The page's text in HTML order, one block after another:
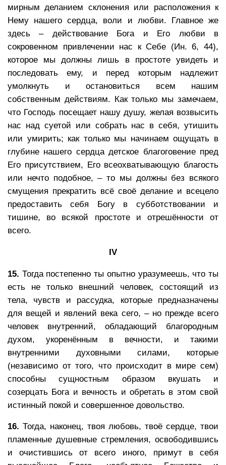
мирным деланием склонения или расположения к
Нему нашего сердца, воли и любви. Главное же
здесь – действование Бога и Его любви в
сокровенном привлечении нас к Себе (Ин. 6, 44),
которое мы должны лишь в простоте увидеть и
последовать ему, и перед которым надлежит
умолкнуть и остановиться всем нашим
собственным действиям. Как только мы замечаем,
что Господь посещает нашу душу, желая возвысить
нас над суетой или собрать нас в себя, утишить
или умирить; как только мы начинаем ощущать в
глубине нашего сердца детское благоговение пред
Его присутствием, Его всеохватывающую благость
или нечто подобное, – то мы должны без всякого
смущения прекратить всё своё делание и всецело
предоставить себя Богу в субботствовании и
тишине, во всякой простоте и отрешённости от
всего.
IV
15. Тогда постепенно ты опытно уразумеешь, что ты
есть не только внешний человек, состоящий из
тела, чувств и рассудка, которые предназначены
для вещей и явлений века сего, – но прежде всего
человек внутренний, обладающий благородным
духом, укоренённым в вечности, и такими
внутренними духовными силами, которые
(независимо от того, что происходит в мире сем)
способны сущностным образом вкушать и
созерцать Бога и вечность и обретать в этом свой
истинный покой и совершенное довольство.
16. Тогда, наконец, твоя любовь, твоё сердце, твои
пламенные душевные стремления, освободившись
и очистившись от всего иного, примут в себя